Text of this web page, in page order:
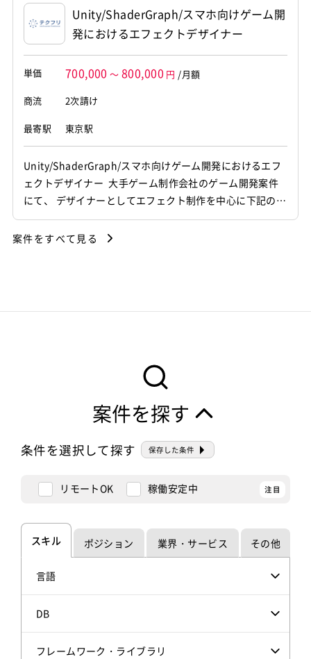
Unity/ShaderGraph/スマホ向けゲーム開
発におけるエフェクトデザイナー
単価 700,000 ～ 800,000 円 /月額
商流
2次請け
最寄駅 東京駅
Unity/ShaderGraph/スマホ向けゲーム開発におけるエフ
ェクトデザイナー 大手ゲーム制作会社のゲーム開発案件
にて、 デザイナーとしてエフェクト制作を中心に下記の業
務をお願いいたします。 ・エフェクトの定義 ・エフェク
ト構成要素の設計 ・使用タイミング / 発生条件等の整理 ・
案件をすべて見る
案件を探す
条件を選択して探す 保存した条件
リモートOK 稼働安定中
スキル ポジション 業界・サービス その他
言語
DB
フレームワーク・ライブラリ